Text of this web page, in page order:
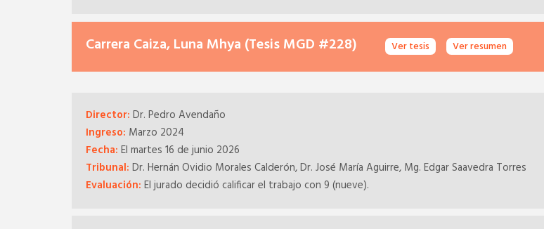
Carrera Caiza, Luna Mhya (Tesis MGD #228) Ver tesis Ver resumen
Director: Dr. Pedro Avendaño
Ingreso: Marzo 2024
Fecha: El martes 16 de junio 2026
Tribunal: Dr. Hernán Ovidio Morales Calderón, Dr. José María Aguirre, Mg. Edgar Saavedra Torres
Evaluación: El jurado decidió calificar el trabajo con 9 (nueve).